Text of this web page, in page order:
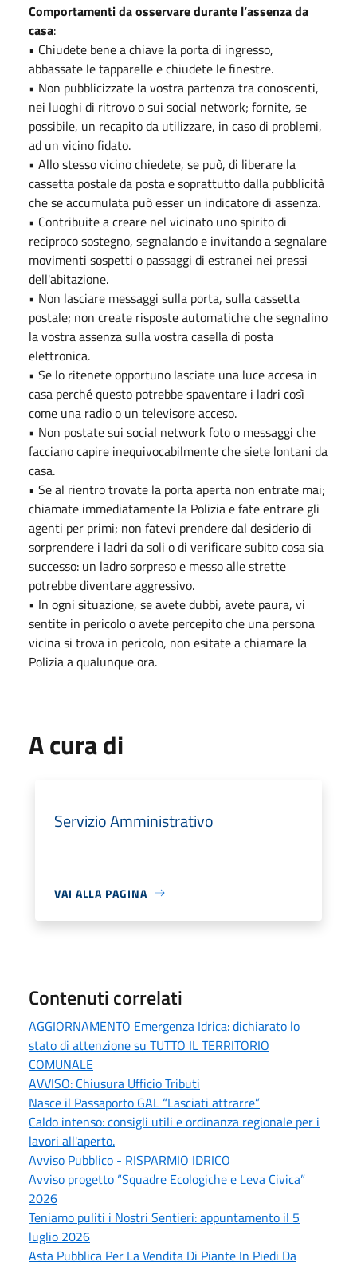
Comportamenti da osservare durante l’assenza da
casa:
• Chiudete bene a chiave la porta di ingresso,
abbassate le tapparelle e chiudete le finestre.
• Non pubblicizzate la vostra partenza tra conoscenti,
nei luoghi di ritrovo o sui social network; fornite, se
possibile, un recapito da utilizzare, in caso di problemi,
ad un vicino fidato.
• Allo stesso vicino chiedete, se può, di liberare la
cassetta postale da posta e soprattutto dalla pubblicità
che se accumulata può esser un indicatore di assenza.
• Contribuite a creare nel vicinato uno spirito di
reciproco sostegno, segnalando e invitando a segnalare
movimenti sospetti o passaggi di estranei nei pressi
dell'abitazione.
• Non lasciare messaggi sulla porta, sulla cassetta
postale; non create risposte automatiche che segnalino
la vostra assenza sulla vostra casella di posta
elettronica.
• Se lo ritenete opportuno lasciate una luce accesa in
casa perché questo potrebbe spaventare i ladri così
come una radio o un televisore acceso.
• Non postate sui social network foto o messaggi che
facciano capire inequivocabilmente che siete lontani da
casa.
• Se al rientro trovate la porta aperta non entrate mai;
chiamate immediatamente la Polizia e fate entrare gli
agenti per primi; non fatevi prendere dal desiderio di
sorprendere i ladri da soli o di verificare subito cosa sia
successo: un ladro sorpreso e messo alle strette
potrebbe diventare aggressivo.
• In ogni situazione, se avete dubbi, avete paura, vi
sentite in pericolo o avete percepito che una persona
vicina si trova in pericolo, non esitate a chiamare la
Polizia a qualunque ora.
A cura di
Servizio Amministrativo
VAI ALLA PAGINA
Contenuti correlati
AGGIORNAMENTO Emergenza Idrica: dichiarato lo
stato di attenzione su TUTTO IL TERRITORIO
COMUNALE
AVVISO: Chiusura Ufficio Tributi
Nasce il Passaporto GAL “Lasciati attrarre”
Caldo intenso: consigli utili e ordinanza regionale per i
lavori all'aperto.
Avviso Pubblico - RISPARMIO IDRICO
Avviso progetto “Squadre Ecologiche e Leva Civica”
2026
Teniamo puliti i Nostri Sentieri: appuntamento il 5
luglio 2026
Asta Pubblica Per La Vendita Di Piante In Piedi Da